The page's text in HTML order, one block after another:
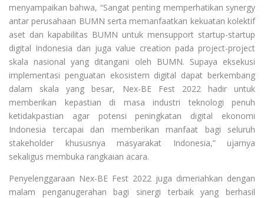
menyampaikan bahwa, “Sangat penting memperhatikan synergy
antar perusahaan BUMN serta memanfaatkan kekuatan kolektif
aset dan kapabilitas BUMN untuk mensupport startup-startup
digital Indonesia dan juga value creation pada project-project
skala nasional yang ditangani oleh BUMN. Supaya eksekusi
implementasi penguatan ekosistem digital dapat berkembang
dalam skala yang besar, Nex-BE Fest 2022 hadir untuk
memberikan kepastian di masa industri teknologi penuh
ketidakpastian agar potensi peningkatan digital ekonomi
Indonesia tercapai dan memberikan manfaat bagi seluruh
stakeholder khususnya masyarakat Indonesia,” ujarnya
sekaligus membuka rangkaian acara.
Penyelenggaraan Nex-BE Fest 2022 juga dimeriahkan dengan
malam penganugerahan bagi sinergi terbaik yang berhasil